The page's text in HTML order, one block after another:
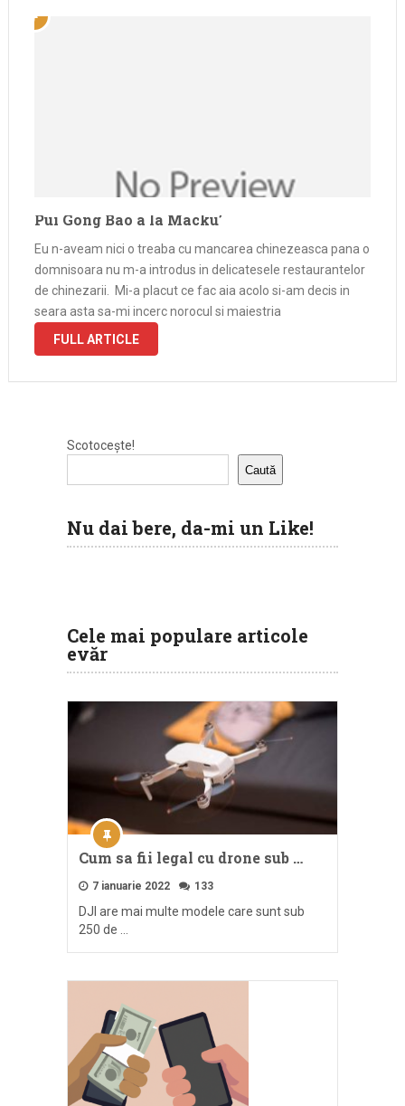
Pui Gong Bao à la Macku’
Eu n-aveam nici o treaba cu mancarea chinezeasca pana o
domnisoara nu m-a introdus in delicatesele restaurantelor
de chinezarii. Mi-a placut ce fac aia acolo si-am decis in
seara asta sa-mi incerc norocul si maiestria
FULL ARTICLE
Scotocește!
Caută
Nu dai bere, da-mi un Like!
Cele mai populare articole
evăr
Cum sa fii legal cu drone sub …
7 ianuarie 2022 133
DJI are mai multe modele care sunt sub
250 de …